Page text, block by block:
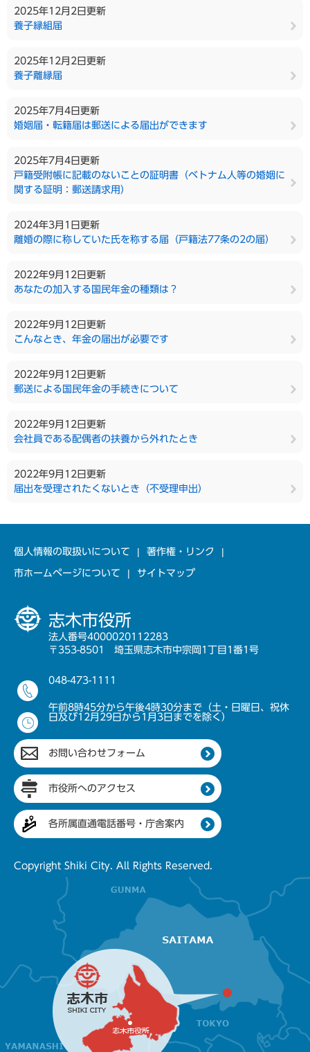
2025年12月2日更新
養子縁組届
2025年12月2日更新
養子離縁届
2025年7月4日更新
婚姻届・転籍届は郵送による届出ができます
2025年7月4日更新
戸籍受附帳に記載のないことの証明書（ベトナム人等の婚姻に
関する証明：郵送請求用）
2024年3月1日更新
離婚の際に称していた氏を称する届（戸籍法77条の2の届）
2022年9月12日更新
あなたの加入する国民年金の種類は？
2022年9月12日更新
こんなとき、年金の届出が必要です
2022年9月12日更新
郵送による国民年金の手続きについて
2022年9月12日更新
会社員である配偶者の扶養から外れたとき
2022年9月12日更新
届出を受理されたくないとき（不受理申出）
個人情報の取扱いについて 著作権・リンク
市ホームページについて サイトマップ
志木市役所
法人番号4000020112283
〒353-8501 埼玉県志木市中宗岡1丁目1番1号
048-473-1111
午前8時45分から午後4時30分まで（土・日曜日、祝休
日及び12月29日から1月3日までを除く）
お問い合わせフォーム
市役所へのアクセス
各所属直通電話番号・庁舎案内
Copyright Shiki City. All Rights Reserved.